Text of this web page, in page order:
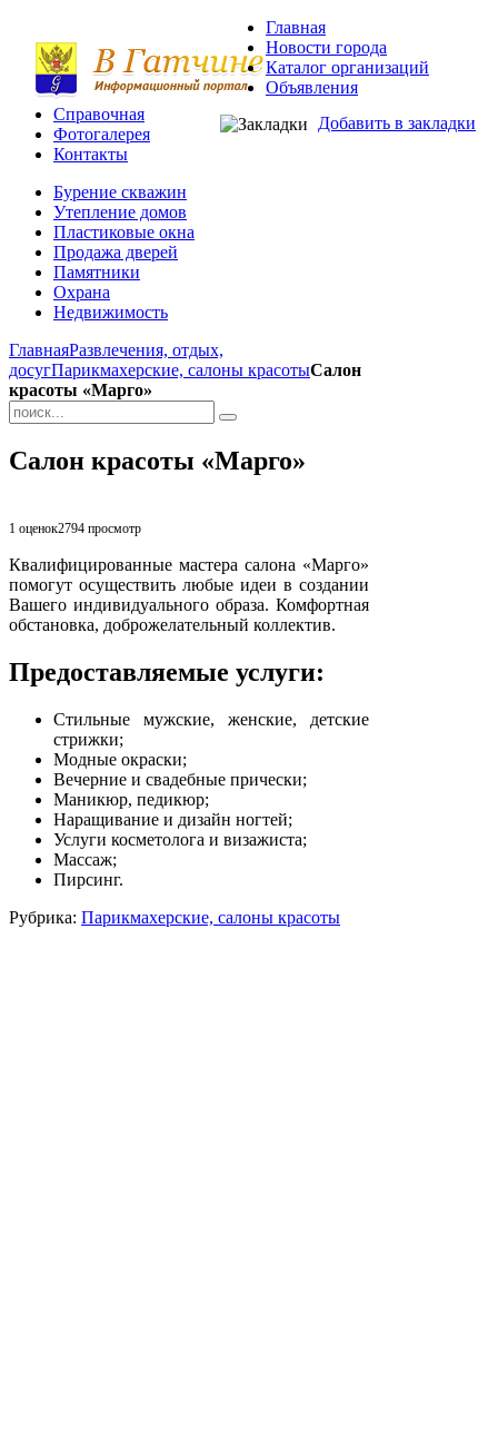
Добавить в закладки
Главная
Новости города
Каталог организаций
Объявления
Справочная
Фотогалерея
Контакты
Бурение скважин
Утепление домов
Пластиковые окна
Продажа дверей
Памятники
Охрана
Недвижимость
ГлавнаяРазвлечения, отдых,
досугПарикмахерские, салоны красотыСалон
красоты «Марго»
Салон красоты «Марго»
1 оценок2794 просмотр
Квалифицированные мастера салона «Марго»
помогут осуществить любые идеи в создании
Вашего индивидуального образа. Комфортная
обстановка, доброжелательный коллектив.
Предоставляемые услуги:
Стильные мужские, женские, детские
стрижки;
Модные окраски;
Вечерние и свадебные прически;
Маникюр, педикюр;
Наращивание и дизайн ногтей;
Услуги косметолога и визажиста;
Массаж;
Пирсинг.
Рубрика: Парикмахерские, салоны красоты